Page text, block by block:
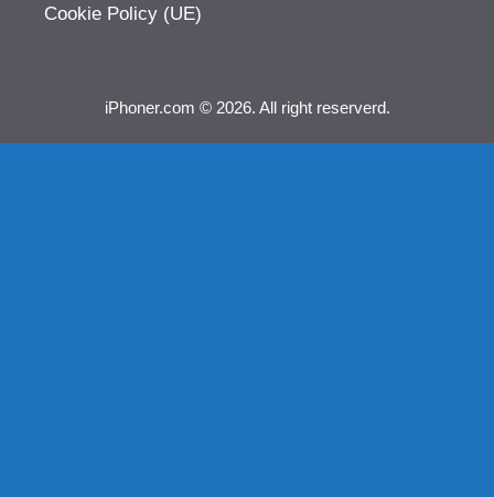
Cookie Policy (UE)
iPhoner.com © 2026. All right reserverd.